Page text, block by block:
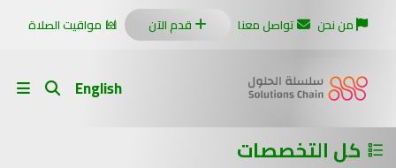
من نحن تواصل معنا قدم الآن مواقيت الصلاة
English
كل التخصصات